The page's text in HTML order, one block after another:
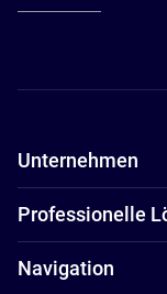
Unternehmen
Professionelle
Navigation